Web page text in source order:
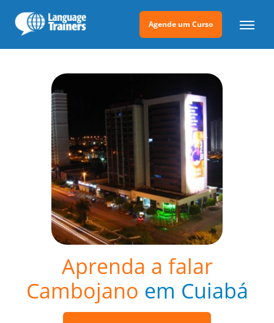
Agende um Curso
Aprenda a falar
Cambojano em Cuiabá